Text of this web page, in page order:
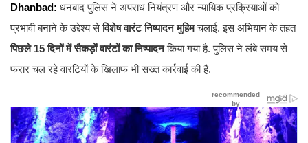
Dhanbad: धनबाद पुलिस ने अपराध नियंत्रण और न्यायिक प्रक्रियाओं को
प्रभावी बनाने के उद्देश्य सेविशेष वारंट निष्पादन मुहिमचलाई. इस अभियान के तहत
पिछले 15 दिनों में सैकड़ों वारंटों का निष्पादनकिया गया है. पुलिस ने लंबे समय से
फरार चल रहे वारंटियों के खिलाफ भी सख्त कार्रवाई की है.